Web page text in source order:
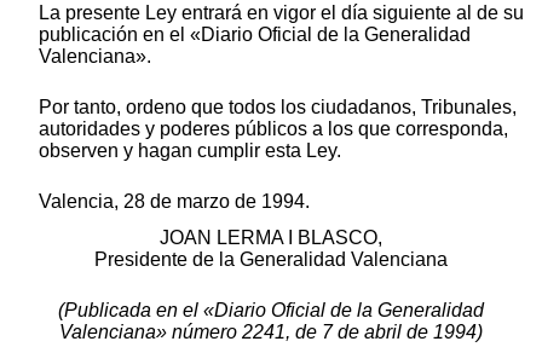
La presente Ley entrará en vigor el día siguiente al de su
publicación en el «Diario Oficial de la Generalidad
Valenciana».
Por tanto, ordeno que todos los ciudadanos, Tribunales,
autoridades y poderes públicos a los que corresponda,
observen y hagan cumplir esta Ley.
Valencia, 28 de marzo de 1994.
JOAN LERMA I BLASCO,
Presidente de la Generalidad Valenciana
(Publicada en el «Diario Oficial de la Generalidad
Valenciana» número 2241, de 7 de abril de 1994)